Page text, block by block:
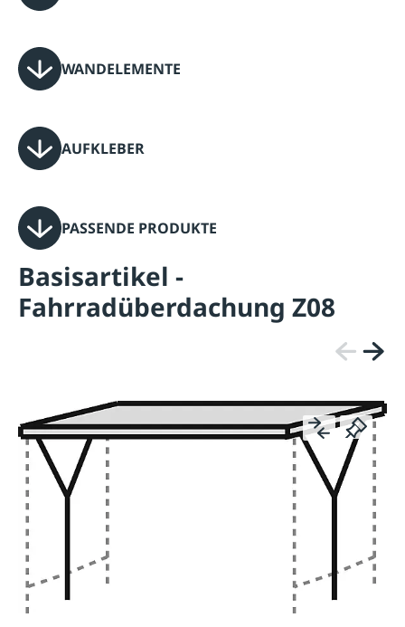
WANDELEMENTE
AUFKLEBER
PASSENDE PRODUKTE
Basisartikel -
Fahrradüberdachung Z08